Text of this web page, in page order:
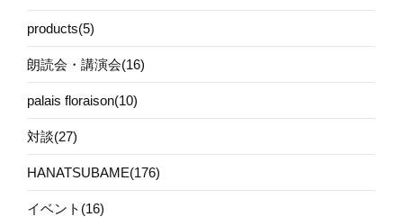
products(5)
朗読会・講演会(16)
palais floraison(10)
対談(27)
HANATSUBAME(176)
イベント(16)